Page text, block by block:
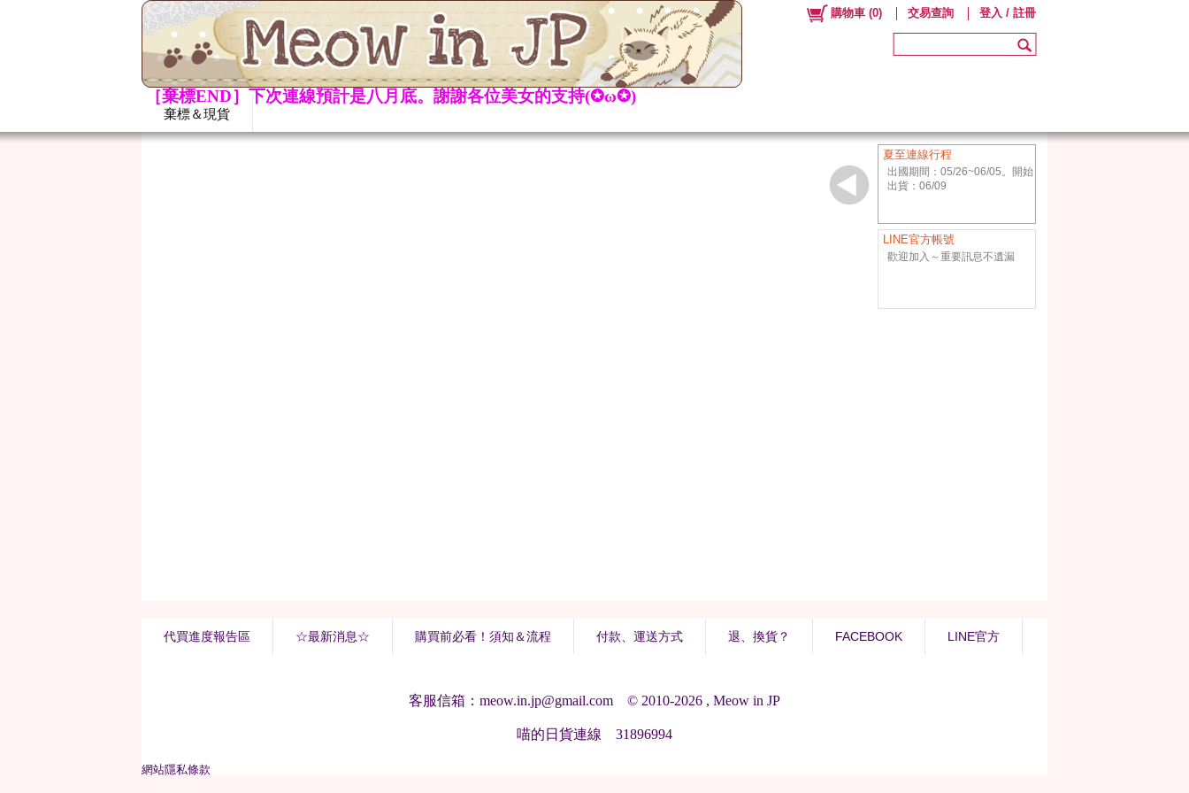
棄標＆現貨
購物車 (0) 交易查詢 登入 / 註冊
夏至連線行程
出國期間：05/26~06/05。開始
出貨：06/09
LINE官方帳號
歡迎加入～重要訊息不遺漏
代買進度報告區 ☆最新消息☆ 購買前必看！須知＆流程 付款、運送方式 退、換貨？ FACEBOOK LINE官方
客服信箱：meow.in.jp@gmail.com © 2010-2026 , Meow in JP
喵的日貨連線 31896994
網站隱私條款
［棄標END］下次連線預計是八月底。謝謝各位美女的支持(✪ω✪)